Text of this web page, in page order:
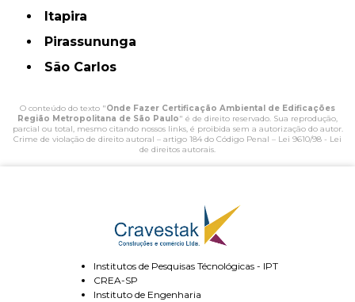
Itapira
Pirassununga
São Carlos
O conteúdo do texto "Onde Fazer Certificação Ambiental de Edificações
Região Metropolitana de São Paulo" é de direito reservado. Sua reprodução,
parcial ou total, mesmo citando nossos links, é proibida sem a autorização do autor.
Crime de violação de direito autoral – artigo 184 do Código Penal – Lei 9610/98 - Lei
de direitos autorais.
Institutos de Pesquisas Técnológicas - IPT
CREA-SP
Instituto de Engenharia